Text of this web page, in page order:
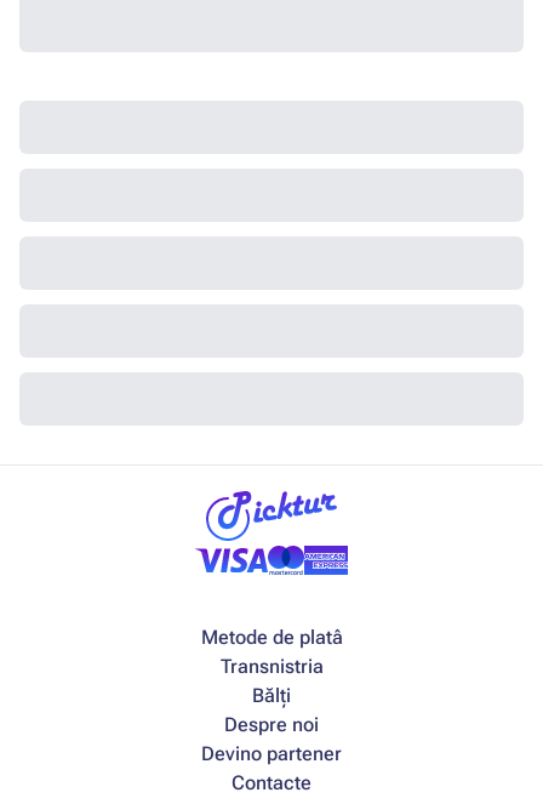
Metode de platâ
Transnistria
Bălți
Despre noi
Devino partener
Contacte